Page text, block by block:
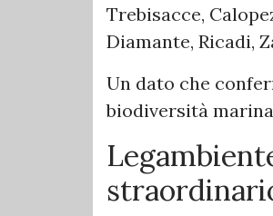
Trebisacce,
Diamante, Ricadi,
Un dato che
biodiversità